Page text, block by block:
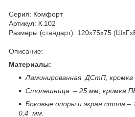
Серия: Комфорт
Артикул: К.102
Размеры (стандарт): 120x75x75
Описание:
Материалы:
Ламинированная ДСтП,
Столешница – 25 мм, кромка
Боковые опоры и экран стола
0,4 мм.